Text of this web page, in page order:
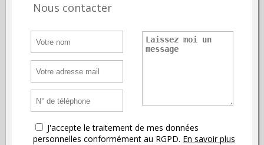
Nous contacter
J'accepte le traitement de mes données
personnelles conformément au RGPD. En savoir plus